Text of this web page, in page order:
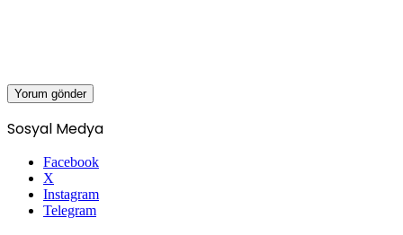
Sosyal Medya
Facebook
X
Instagram
Telegram